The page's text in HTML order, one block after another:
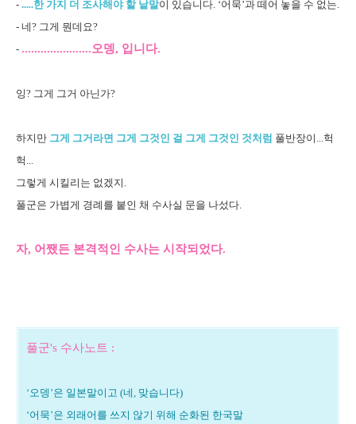
- .....한 가지 더 조사해야 할 낱말이 있습니다. ‘어묵’과 떼어 놓을 수 없는.
- 네? 그게 뭔데요?
- ......................오뎅, 입니다.
잉? 그게 그거 아닌가?
하지만 그게 그거라면 그게 그것인 걸 그게 그것인 것처럼 풀반장이...헉
헉...
그렇게 시킬리는 없겠지.
풀군은 가볍게 경례를 붙인 채 수사실 문을 나섰다.
자, 어쨌든 본격적인 수사는 시작되었다.
풀군's 수사노트 :
‘오뎅’은 일본말이고 (네, 맞습니다)
‘어묵’은 외래어를 쓰지 않기 위해 순화된 한국말